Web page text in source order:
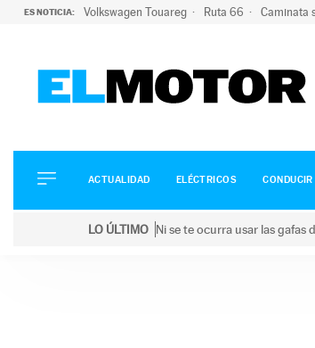
ES NOTICIA: Volkswagen Touareg Ruta 66 Caminata
ELÉCTRICOS
CONDUCIR
ACTUALIDAD ELÉCTRICOS CONDUCIR
LO ÚLTIMO Ni se te ocurra usar las